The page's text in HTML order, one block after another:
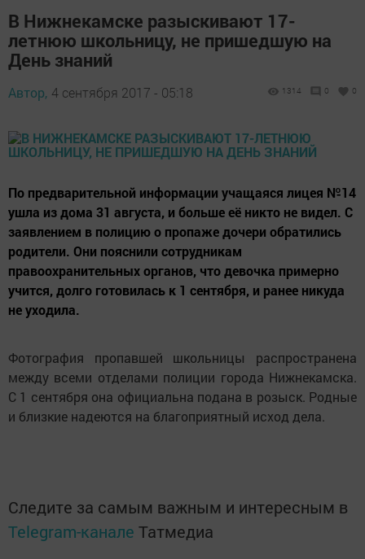
В Нижнекамске разыскивают 17-
летнюю школьницу, не пришедшую на
День знаний
Автор, 4 сентября 2017 - 05:18 1314 0 0
По предварительной информации учащаяся лицея №14
ушла из дома 31 августа, и больше её никто не видел. С
заявлением в полицию о пропаже дочери обратились
родители. Они пояснили сотрудникам
правоохранительных органов, что девочка примерно
учится, долго готовилась к 1 сентября, и ранее никуда
не уходила.
Фотография пропавшей школьницы распространена
между всеми отделами полиции города Нижнекамска.
С 1 сентября она официальна подана в розыск. Родные
и близкие надеются на благоприятный исход дела.
Следите за самым важным и интересным в
Telegram-канале Татмедиа